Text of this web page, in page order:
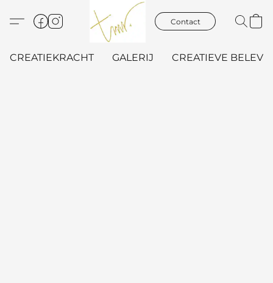
Contact
CREATIEKRACHT GALERIJ CREATIEVE